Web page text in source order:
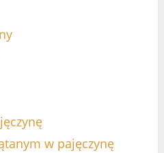
w pajęczynę